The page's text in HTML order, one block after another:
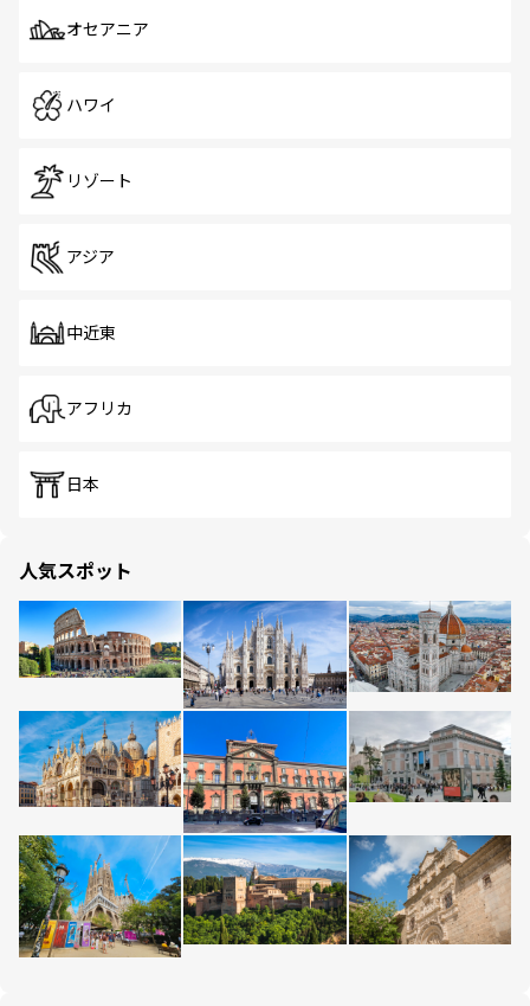
オセアニア
ハワイ
リゾート
アジア
中近東
アフリカ
日本
人気スポット